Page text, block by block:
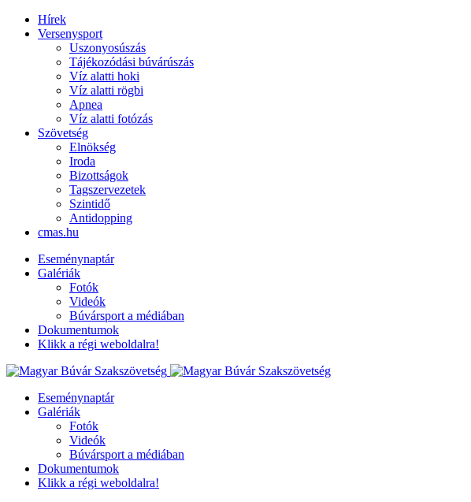
Hírek
Versenysport
Uszonyosúszás
Tájékozódási búvárúszás
Víz alatti hoki
Víz alatti rögbi
Apnea
Víz alatti fotózás
Szövetség
Elnökség
Iroda
Bizottságok
Tagszervezetek
Szintidő
Antidopping
cmas.hu
Eseménynaptár
Galériák
Fotók
Videók
Búvársport a médiában
Dokumentumok
Klikk a régi weboldalra!
Eseménynaptár
Galériák
Fotók
Videók
Búvársport a médiában
Dokumentumok
Klikk a régi weboldalra!